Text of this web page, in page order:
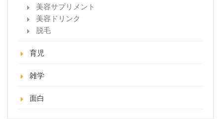
美容サプリメント
美容ドリンク
脱毛
育児
雑学
面白